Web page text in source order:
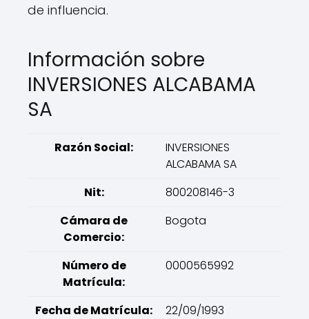
de influencia.
Información sobre
INVERSIONES ALCABAMA
SA
Razón Social:
INVERSIONES
ALCABAMA SA
Nit:
800208146-3
Cámara de
Comercio:
Bogota
Número de
Matrícula:
0000565992
Fecha de Matrícula:
22/09/1993